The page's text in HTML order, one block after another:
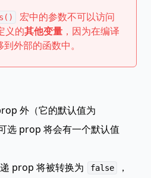
宏中的参数不可以访问
义的其他变量 ，因为在编译
外部的函数中。
外（它的默认值为
选 prop 将会有一个默认值
prop 将被转换为 false
，